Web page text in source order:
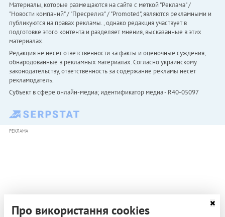
Материалы, которые размещаются на сайте с меткой "Реклама" /
"Новости компаний" / "Пресрелиз" / "Promoted", являются рекламными и
публикуются на правах рекламы. , однако редакция участвует в
подготовке этого контента и разделяет мнения, высказанные в этих
материалах.
Редакция не несет ответственности за факты и оценочные суждения,
обнародованные в рекламных материалах. Согласно украинскому
законодательству, ответственность за содержание рекламы несет
рекламодатель.
Субъект в сфере онлайн-медиа; идентификатор медиа - R40-05097
РЕКЛАМА
Про використання cookies